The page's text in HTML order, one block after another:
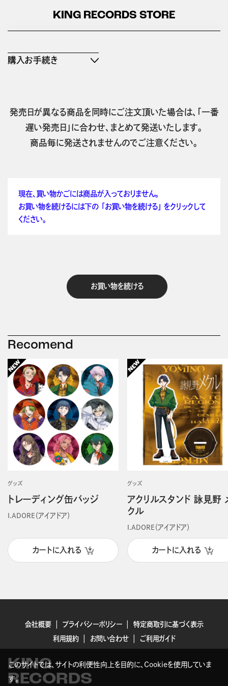
KING RECORDS STORE
購入お手続き
発売日が異なる商品を同時にご注文頂いた場合は、「一番
遅い発売日」に合わせ、まとめて発送いたします。
商品毎に発送されませんのでご注意ください。
現在、買い物かごには商品が入っておりません。
お買い物を続けるには下の 「お買い物を続ける」 をクリックして
ください。
お買い物を続ける
Recomend
グッズ
トレーディング缶バッジ
I.ADORE（アイアドア）
カートに入れる
グッズ
アクリルスタンド 詠見野
クル
I.ADORE（アイアドア）
カートに入れる
会社概要 プライバシーポリシー
特定商取引に基づく表示
利用規約
お問い合わせ ご利用ガイド
KING
RECORDS
このサイトでは、サイトの利便性向上を目的に、Cookieを使用していま
す。